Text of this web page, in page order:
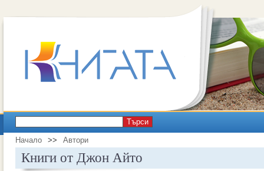
Търси
Начало >> Автори
Книги от Джон Айто